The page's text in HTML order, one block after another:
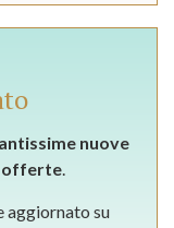
nuove
offerte.
aggiornato su